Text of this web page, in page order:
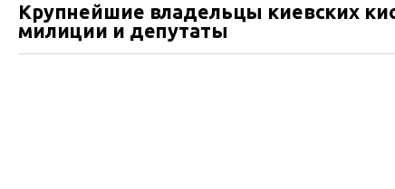
Крупнейшие владельцы киевских
милиции и депутаты